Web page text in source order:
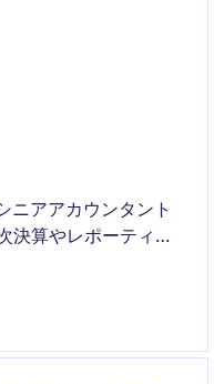
ニアアカウンタント
決算やレポーティン
パートナーをつなぐ